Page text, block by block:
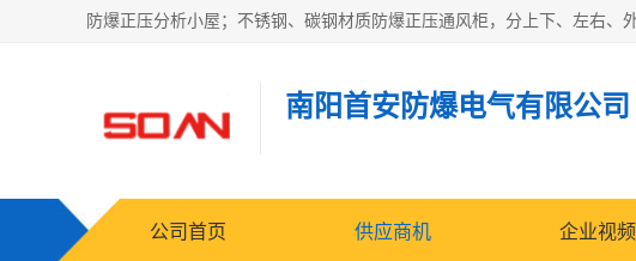
南阳首安防爆电气有限公司
公司首页 供应商机 企业视频